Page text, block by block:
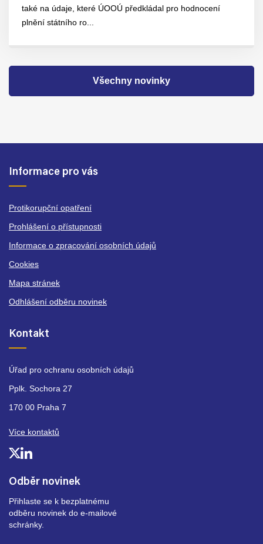
také na údaje, které ÚOOÚ předkládal pro hodnocení
plnění státního ro...
Všechny novinky
Odběr novinek
Přihlaste se k bezplatnému
odběru novinek do e-mailové
schránky.
Informace pro vás
Protikorupční opatření
Prohlášení o přístupnosti
Informace o zpracování osobních údajů
Cookies
Mapa stránek
Odhlášení odběru novinek
Kontakt
Úřad pro ochranu osobních údajů
Pplk. Sochora 27
170 00 Praha 7
Více kontaktů